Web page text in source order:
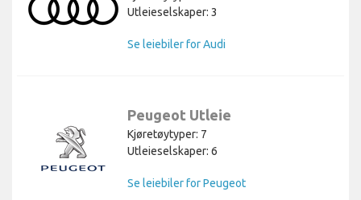
Utleieselskaper: 3
Se leiebiler for Audi
Peugeot Utleie
Kjøretøytyper: 7
Utleieselskaper: 6
Se leiebiler for Peugeot